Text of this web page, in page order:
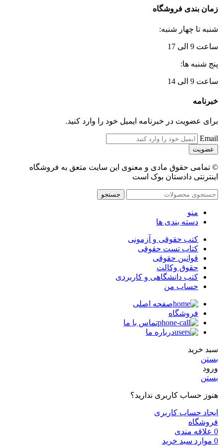
زمان بندی فروشگاه
شنبه تا چهار شنبه:
ساعت 9 الی 17
پنج شنبه ها:
ساعت 9 الی 14
خبرنامه
برای عضویت در خبرنامه ایمیل خود را وارد کنید.
Email
© تمامی حقوق مادی و معنوی این سایت متعق به فروشگاه
اینترنتی دادستان بوک است
جستجو
منو
دسته بندی ها
کتب حقوقی و آزمونی
کتاب تست حقوقی
قوانین حقوقی
حقوق وکالت
کتب دانشگاهی و کاربردی
حساب من
صفحه اصلی
فروشگاه
تماس با ما
درباره ما
سبد خرید
بستن
ورود
بستن
هنوز حساب کاربری ندارید؟
ایجاد حساب کاربری
فروشگاه
0 علاقه مندی
0 موارد سبد خرید